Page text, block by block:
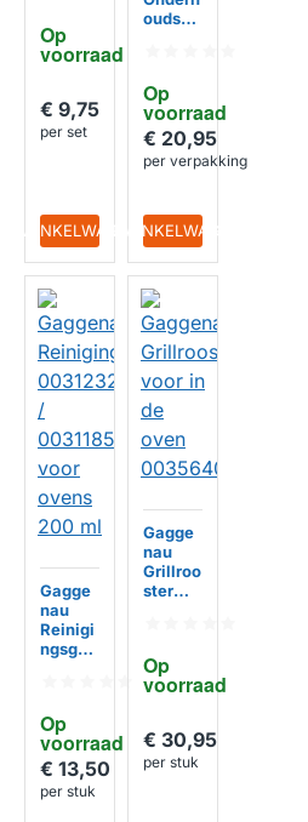
Op
voorraad
003124
77 /
003115
80
€ 9,75
per set
IN WINKELWAGEN
Op
voorraad
oudsse
droger
WT7 /
WT.7 /
WTXH
7 /
003124
74
€ 20,95
per verpakking
IN WINKELWAGEN
Op
voorraad
Gagge
nau
Reinigi
ngsgel
59 voor
ovens
200 ml
€ 13,50
per stuk
Op
voorraad
Gagge
nau
Grillroo
ster
00356
409
€ 30,95
per stuk